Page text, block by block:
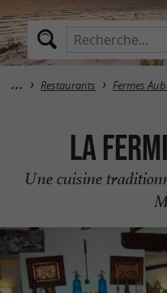
Restaurants Fermes
La
Une cuisine